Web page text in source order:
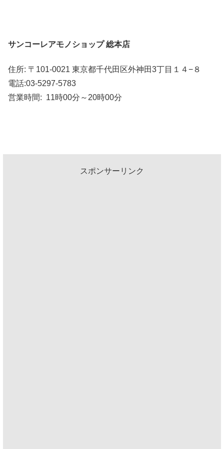
サンコーレアモノショップ 総本店
住所: 〒101-0021 東京都千代田区外神田3丁目１４−８
電話:03-5297-5783
営業時間: 11時00分～20時00分
スポンサーリンク